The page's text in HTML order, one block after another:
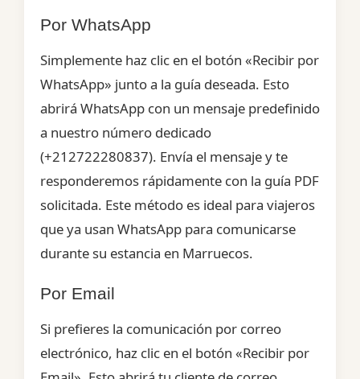
Por WhatsApp
Simplemente haz clic en el botón «Recibir por
WhatsApp» junto a la guía deseada. Esto
abrirá WhatsApp con un mensaje predefinido
a nuestro número dedicado
(+212722280837). Envía el mensaje y te
responderemos rápidamente con la guía PDF
solicitada. Este método es ideal para viajeros
que ya usan WhatsApp para comunicarse
durante su estancia en Marruecos.
Por Email
Si prefieres la comunicación por correo
electrónico, haz clic en el botón «Recibir por